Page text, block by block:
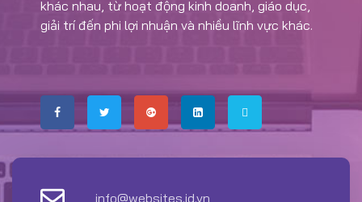
khác nhau, từ hoạt động kinh doanh, giáo dục,
giải trí đến phi lợi nhuận và nhiều lĩnh vực khác.
info@websites.id.vn